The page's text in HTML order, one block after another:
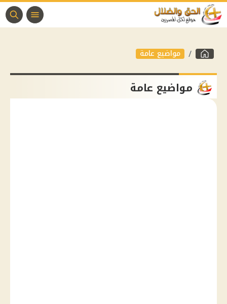
مواضيع عامة
مواضيع عامة